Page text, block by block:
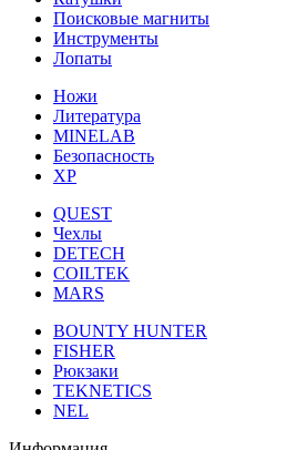
Поисковые магниты
Инструменты
Лопаты
Ножи
Литература
MINELAB
Безопасность
XP
QUEST
Чехлы
DETECH
COILTEK
MARS
BOUNTY HUNTER
FISHER
Рюкзаки
TEKNETICS
NEL